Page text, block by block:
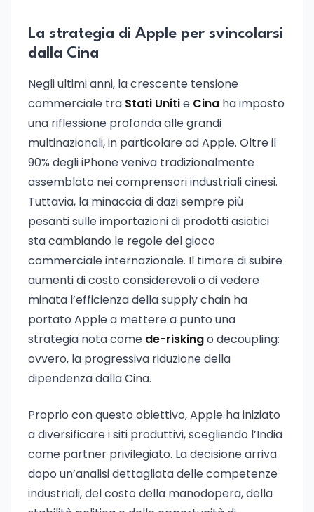
La strategia di Apple per svincolarsi
dalla Cina
Negli ultimi anni, la crescente tensione
commerciale tra Stati Unitie Cina ha imposto
una riflessione profonda alle grandi
multinazionali, in particolare ad Apple. Oltre il
90% degli iPhone veniva tradizionalmente
assemblato nei comprensori industriali cinesi.
Tuttavia, la minaccia di dazi sempre più
pesanti sulle importazioni di prodotti asiatici
sta cambiando le regole del gioco
commerciale internazionale. Il timore di subire
aumenti di costo considerevoli o di vedere
minata l’efficienza della supply chain ha
portato Apple a mettere a punto una
strategia nota come de-riskingo decoupling:
ovvero, la progressiva riduzione della
dipendenza dalla Cina.
Proprio con questo obiettivo, Apple ha iniziato
a diversificare i siti produttivi, scegliendo l’India
come partner privilegiato. La decisione arriva
dopo un’analisi dettagliata delle competenze
industriali, del costo della manodopera, della